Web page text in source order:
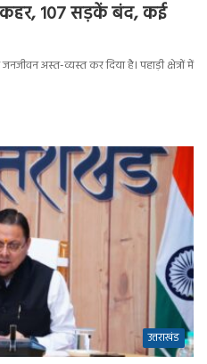
कहर, 107 सड़कें बंद, कई
अस्त-व्यस्त कर दिया है। पहाड़ी क्षेत्रों में
उत्तराखंड